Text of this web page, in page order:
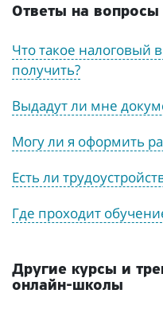
Ответы на вопросы
Что такое налоговый
получить?
Выдадут ли мне
Могу ли я оформить
Есть ли
Где проходит
Другие курсы и
онлайн-школы